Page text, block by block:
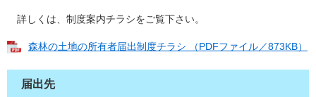
詳しくは、制度案内チラシをご覧下さい。
森林の土地の所有者届出制度チラシ （PDFファイル／873KB）
届出先